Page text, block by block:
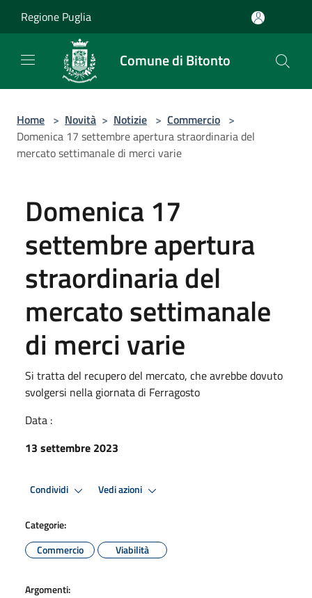
Regione Puglia
Comune di Bitonto
Home > Novità > Notizie > Commercio >
Domenica 17 settembre apertura straordinaria del
mercato settimanale di merci varie
Domenica 17
settembre apertura
straordinaria del
mercato settimanale
di merci varie
Si tratta del recupero del mercato, che avrebbe dovuto
svolgersi nella giornata di Ferragosto
Data :
13 settembre 2023
Condividi Vedi azioni
Categorie:
Commercio
Viabilità
Argomenti: